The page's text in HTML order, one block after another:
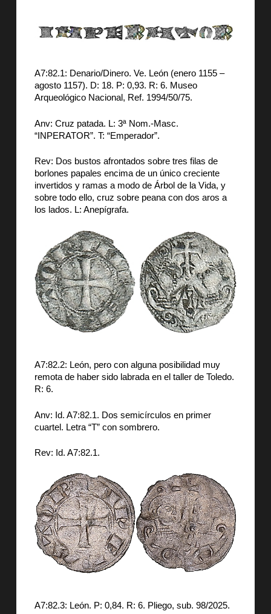
A7:82.1: Denario/Dinero. Ve. León (enero 1155 –
agosto 1157). D: 18. P: 0,93. R: 6. Museo
Arqueológico Nacional, Ref. 1994/50/75.
Anv: Cruz patada. L: 3ª Nom.-Masc.
“INPERATOR”. T: “Emperador”.
Rev: Dos bustos afrontados sobre tres filas de
borlones papales encima de un único creciente
invertidos y ramas a modo de Árbol de la Vida, y
sobre todo ello, cruz sobre peana con dos aros a
los lados. L: Anepígrafa.
A7:82.2: León, pero con alguna posibilidad muy
remota de haber sido labrada en el taller de Toledo.
R: 6.
Anv: Id. A7:82.1. Dos semicírculos en primer
cuartel. Letra “T” con sombrero.
Rev: Id. A7:82.1.
A7:82.3: León. P: 0,84. R: 6. Pliego, sub. 98/2025.